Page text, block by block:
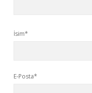
İsim*
E-Posta*